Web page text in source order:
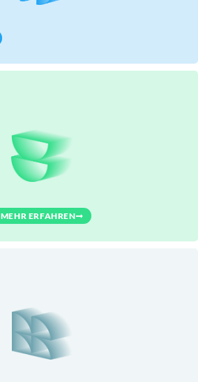
MEHR ERFAHREN